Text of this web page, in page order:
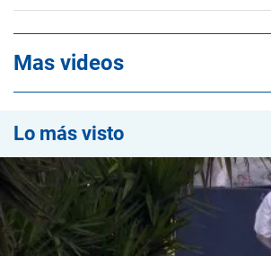
Mas videos
Lo más visto